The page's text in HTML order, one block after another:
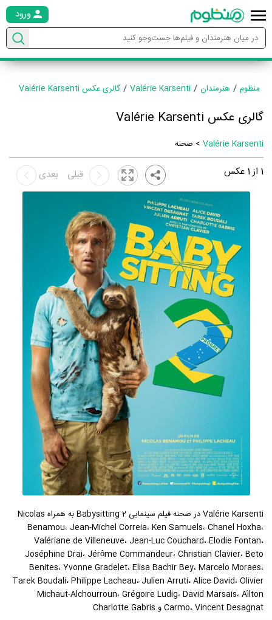
ورود
منظوم هنرمندان Valérie Karsenti گالری عکس Valérie Karsenti
گالری عکس Valérie Karsenti
Valérie Karsenti > صحنه
1 از1 عکس بعدی قبلی
Valérie Karsenti در صحنه فیلم سینمایی Babysitting 2 به همراه Nicolas
Benamou، Jean-Michel Correia، Ken Samuels، Chanel Hoxha،
Valériane de Villeneuve، Jean-Luc Couchard، Elodie Fontan،
Joséphine Drai، Jérôme Commandeur، Christian Clavier، Beto
Benites، Yvonne Gradelet، Elisa Bachir Bey، Marcelo Moraes،
Tarek Boudali، Philippe Lacheau، Julien Arruti، Alice David، Olivier
Michaut-Alchourroun، Grégoire Ludig، David Marsais، Aílton
Carmo، Vincent Desagnat و Charlotte Gabris